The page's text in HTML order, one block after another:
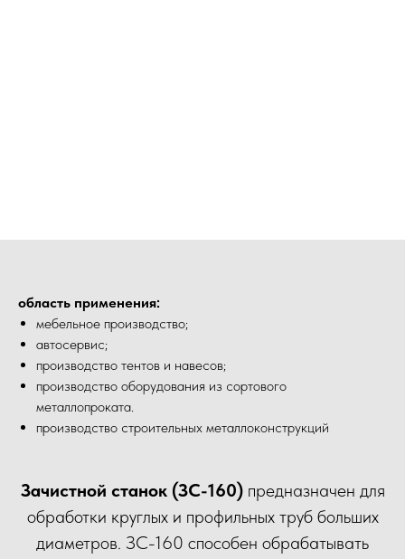
область применения:
мебельное производство;
автосервис;
производство тентов и навесов;
производство оборудования из сортового
металлопроката.
производство строительных металлоконструкций
Зачистной станок (ЗС-160)предназначен для
обработки круглых и профильных труб больших
диаметров. ЗС-160 способен обрабатывать